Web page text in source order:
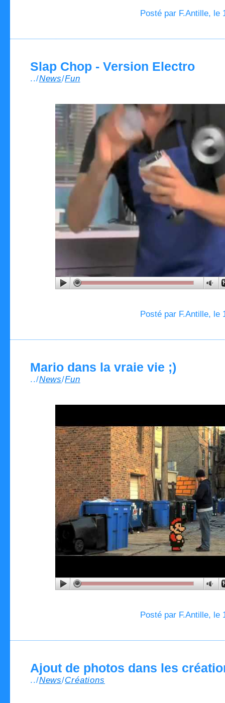
Posté par F.Antille, le
Slap Chop - Version Electro
../News/Fun
Posté par F.Antille, le
Mario dans la vraie vie ;)
../News/Fun
Posté par F.Antille, le
Ajout de photos dans les
../News/Créations